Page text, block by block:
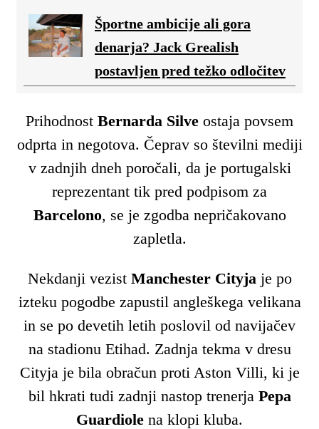
Športne ambicije ali gora
denarja? Jack Grealish
postavljen pred težko odločitev
Prihodnost Bernarda Silve ostaja povsem
odprta in negotova. Čeprav so številni mediji
v zadnjih dneh poročali, da je portugalski
reprezentant tik pred podpisom za
Barcelono, se je zgodba nepričakovano
zapletla.
Nekdanji vezist Manchester Cityja je po
izteku pogodbe zapustil angleškega velikana
in se po devetih letih poslovil od navijačev
na stadionu Etihad. Zadnja tekma v dresu
Cityja je bila obračun proti Aston Villi, ki je
bil hkrati tudi zadnji nastop trenerja Pepa
Guardiole na klopi kluba.